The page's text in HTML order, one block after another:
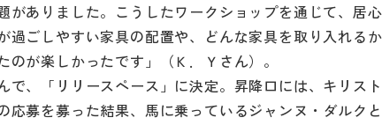
ありました。こうしたワークショップを通じて、居
ごしやすい家具の配置や、どんな家具を取り入れる
が楽しかったです」（Ｋ．Ｙさん）。
、「リリースペース」に決定。昇降口には、キリス
募を募った結果、馬に乗っているジャンヌ・ダルク